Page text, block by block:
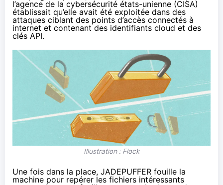
l’agence de la cybersécurité états-unienne (CISA)
établissait qu’elle avait été exploitée dans des
attaques ciblant des points d’accès connectés à
internet et contenant des identifiants cloud et des
clés API.
Illustration : Flock
Une fois dans la place, JADEPUFFER fouille la
machine pour repérer les fichiers intéressants